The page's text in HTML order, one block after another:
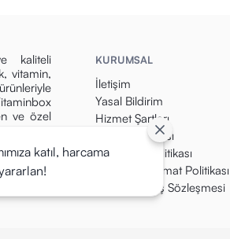
kaliteli
vitamin,
ve özel
KURUMSAL
İletişim
Yasal Bildirim
Hizmet Şartları
Gizlilik Politikası
Para İade Politikası
Kargo & Teslimat Politikası
Mesafeli Satış Sözleşmesi
katıl, harcama